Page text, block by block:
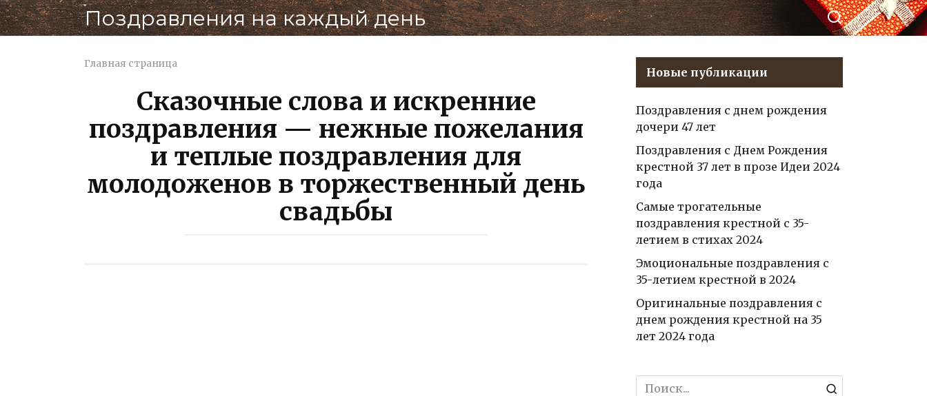
Перейти
к
Поздравления на каждый день
Главная страница
Сказочные слова и искренние
поздравления — нежные пожелания
и теплые поздравления для
молодоженов в торжественный день
свадьбы
Новые публикации
Поздравления с днем рождения
дочери 47 лет
Поздравления с Днем Рождения
крестной 37 лет в прозе Идеи 2024
года
Самые трогательные
поздравления крестной с 35-
летием в стихах 2024
Эмоциональные поздравления с
35-летием крестной в 2024
Оригинальные поздравления с
днем рождения крестной на 35
лет 2024 года
Search
ВКонтакте
рождения —
уникальные и
значением и
словами